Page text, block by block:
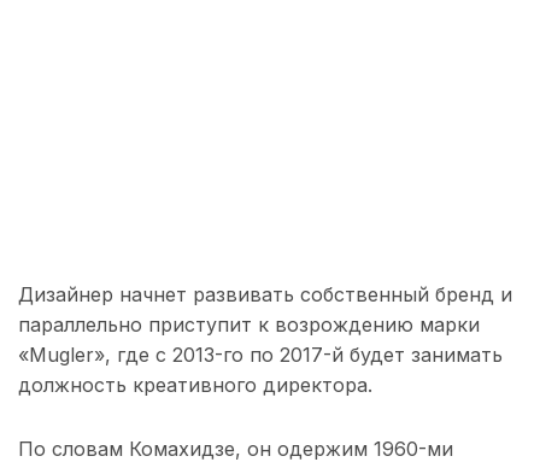
Дизайнер начнет развивать собственный бренд и
параллельно приступит к возрождению марки
«Mugler», где с 2013-го по 2017-й будет занимать
должность креативного директора.
По словам Комахидзе, он одержим 1960-ми